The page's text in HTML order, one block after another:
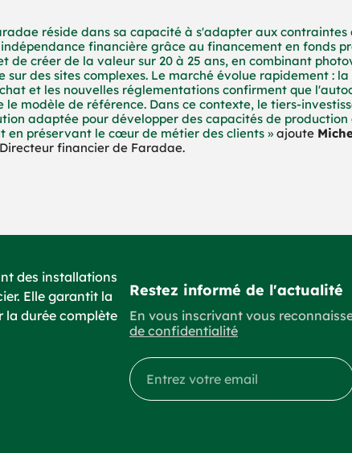
réside dans sa capacité à s'adapter aux contraintes
financière grâce au financement en fonds
de créer de la valeur sur 20 à 25 ans, en combinant
sur des sites complexes. Le marché évolue rapidement :
et les nouvelles réglementations confirment que
le modèle de référence. Dans ce contexte, le tiers-
adaptée pour développer des capacités de
en préservant le cœur de métier des clients » ajoute
financier de Faradae.
des installations
Elle garantit la
la durée complète
Restez informé de l'actualité
En vous inscrivant vous
de confidentialité